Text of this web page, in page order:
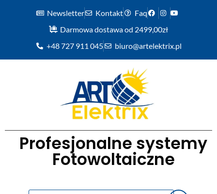
Newsletter Kontakt
Faq
Darmowa dostawa od 2499,00zł
+48 727 911 045
biuro@artelektrix.pl
Profesjonalne systemy
Fotowoltaiczne